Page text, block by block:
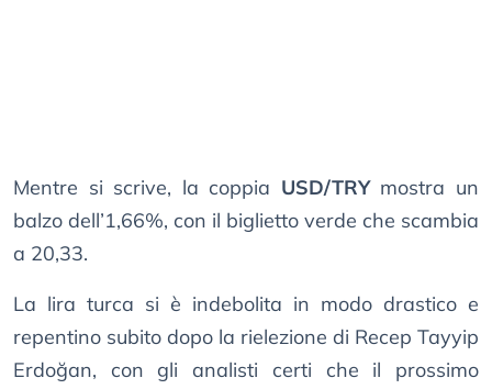
Mentre si scrive, la coppia USD/TRYmostra un
balzo dell’1,66%, con il biglietto verde che scambia
a 20,33.
La lira turca si è indebolita in modo drastico e
repentino subito dopo la rielezione di Recep Tayyip
Erdoğan, con gli analisti certi che il prossimo